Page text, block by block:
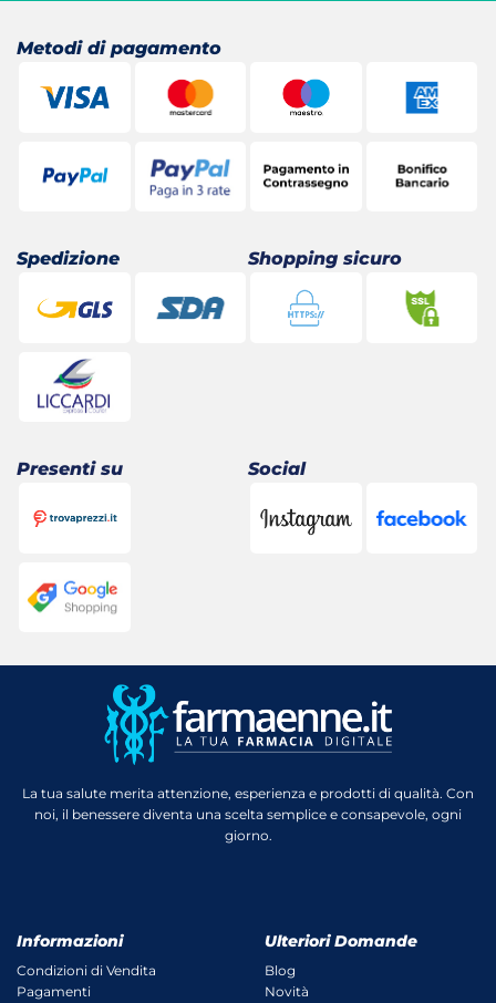
Metodi di pagamento
Spedizione Shopping sicuro
Presenti su Social
La tua salute merita attenzione, esperienza e prodotti di qualità. Con
noi, il benessere diventa una scelta semplice e consapevole, ogni
giorno.
Informazioni
Condizioni di Vendita
Pagamenti
Ulteriori Domande
Blog
Novità